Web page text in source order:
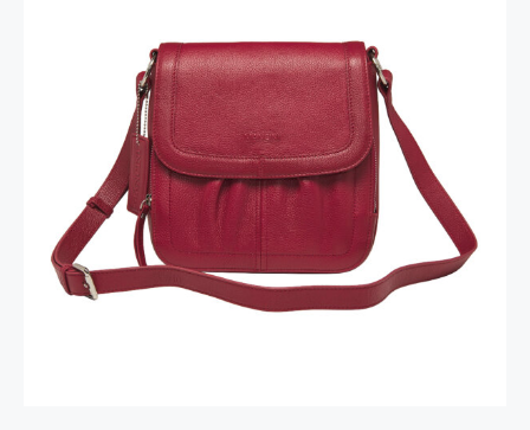
Sac à Main Bandoulière Emily